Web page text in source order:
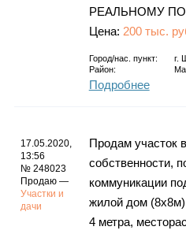
РЕАЛЬНОМУ
Цена: 200 тыс.
Город/нас. пункт: г.
Район:
Подробнее
17.05.2020,
13:56
№ 248023
Продаю —
Участки и
дачи
Продам участок
собственности,
коммуникации
жилой дом (8х8м)
4 метра,